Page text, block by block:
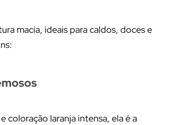
macia, ideais para caldos, doces e
coloração laranja intensa, ela é a